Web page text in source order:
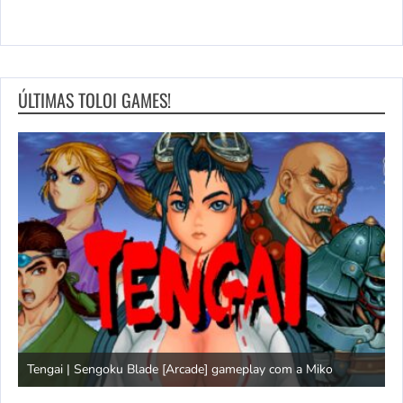
ÚLTIMAS TOLOI GAMES!
Tengai | Sengoku Blade [Arcade] gameplay com a Miko